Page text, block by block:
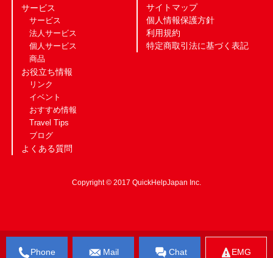
Phone Mail Chat EMG
サービス
サービス
法人サービス
個人サービス
商品
お役立ち情報
リンク
イベント
おすすめ情報
Travel Tips
ブログ
よくある質問
サイトマップ
個人情報保護方針
利用規約
特定商取引法に基づく表記
Copyright © 2017 QuickHelpJapan Inc.